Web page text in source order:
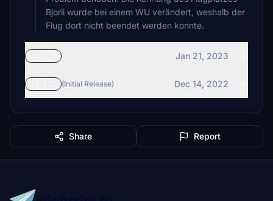
Bjorli wurde bei einem WU verändert, weshalb der
Flug dort nicht beendet werden konnte.
Jan 21, 2023
(Initial Release) Dec 14, 2022
Share Report